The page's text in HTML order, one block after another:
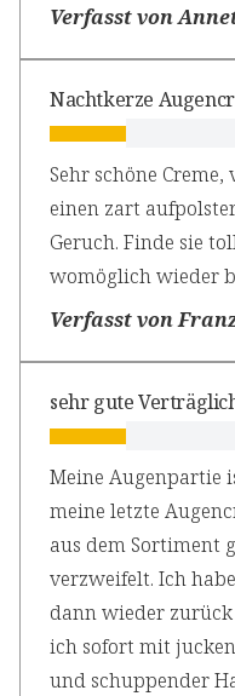
Verfasst von
Nachtkerze
Sehr schöne
einen zart
Geruch. Finde sie
womöglich wieder
Verfasst von
sehr gute
Meine Augenpartie
meine letzte
aus dem Sortiment
verzweifelt. Ich
dann wieder
ich sofort mit
und schuppender